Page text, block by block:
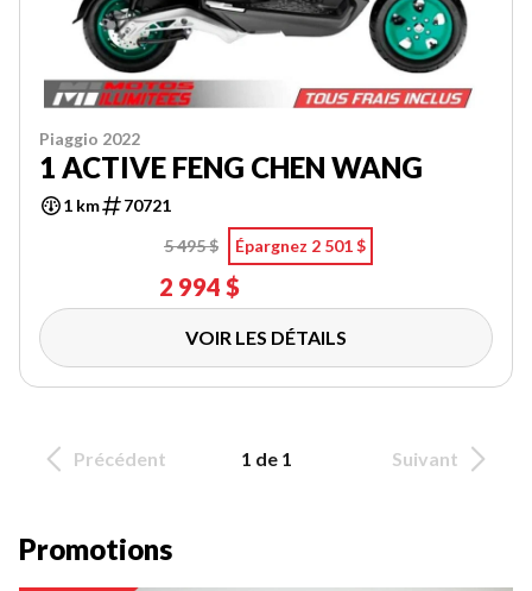
Piaggio 2022
1 ACTIVE FENG CHEN WANG
1 km
70721
5 495 $
Épargnez 2 501 $
2 994 $
VOIR LES DÉTAILS
Précédent 1 de 1 Suivant
Promotions